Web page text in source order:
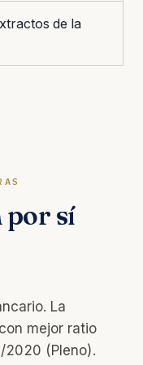
de la
por sí
La
mejor ratio
2020 (Pleno).